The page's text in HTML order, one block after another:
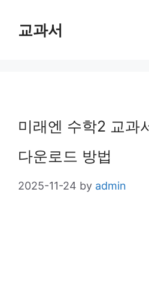
교과서
미래엔 수학2 교과
다운로드 방법
2025-11-24 by admin